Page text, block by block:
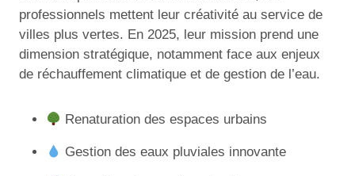
professionnels mettent leur créativité au service de
villes plus vertes. En 2025, leur mission prend une
dimension stratégique, notamment face aux enjeux
de réchauffement climatique et de gestion de l’eau.
Renaturation des espaces urbains
Gestion des eaux pluviales innovante